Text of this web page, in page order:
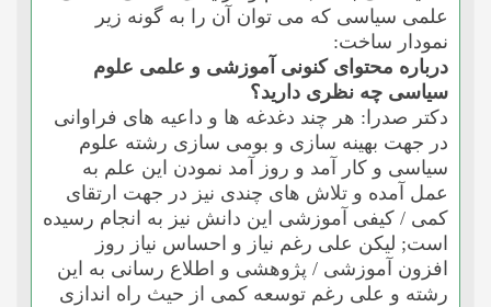
علمى سیاسى که مى توان آن را به گونه زیر
نمودار ساخت:
درباره محتواى کنونى آموزشى و علمى علوم
سیاسى چه نظرى دارید؟
دکتر صدرا: هر چند دغدغه ها و داعیه هاى فراوانى
در جهت بهینه سازى و بومى سازى رشته علوم
سیاسى و کار آمد و روز آمد نمودن این علم به
عمل آمده و تلاش هاى چندى نیز در جهت ارتقاى
کمى / کیفى آموزشى این دانش نیز به انجام رسیده
است; لیکن على رغم نیاز و احساس نیاز روز
افزون آموزشى / پژوهشى و اطلاع رسانى به این
رشته و على رغم توسعه کمى از حیث راه اندازى